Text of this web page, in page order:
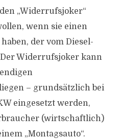
„Widerrufsjoker“
wenn sie einen
der vom Diesel-
Widerrufsjoker kann
– grundsätzlich bei
eingesetzt werden,
(wirtschaftlich)
„Montagsauto“.